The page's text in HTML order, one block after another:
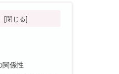
関係性